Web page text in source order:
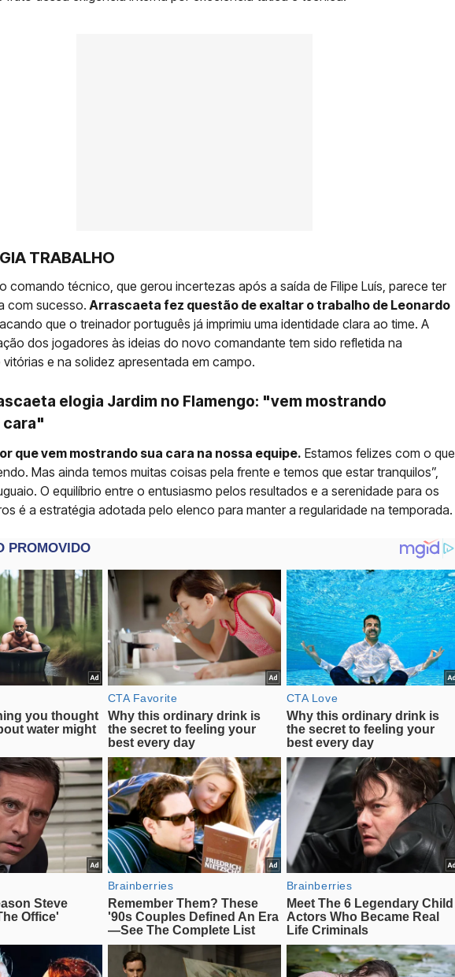
TRABALHO
comando técnico, que gerou incertezas após a saída de Filipe Luís, parece ter
com sucesso.Arrascaeta fez questão de exaltar o trabalho de Leonardo
que o treinador português já imprimiu uma identidade clara ao time. A
dos jogadores às ideias do novo comandante tem sido refletida na
vitórias e na solidez apresentada em campo.
elogia Jardim no Flamengo: "vem mostrando
cara"
que vem mostrando sua cara na nossa equipe. Estamos felizes com o que
Mas ainda temos muitas coisas pela frente e temos que estar tranquilos”,
O equilíbrio entre o entusiasmo pelos resultados e a serenidade para os
é a estratégia adotada pelo elenco para manter a regularidade na temporada.